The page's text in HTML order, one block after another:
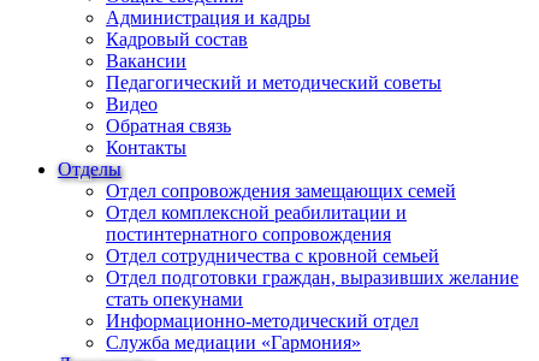
Администрация и кадры
Кадровый состав
Вакансии
Педагогический и методический советы
Видео
Обратная связь
Контакты
Отделы
Отдел сопровождения замещающих семей
Отдел комплексной реабилитации и
постинтернатного сопровождения
Отдел сотрудничества с кровной семьей
Отдел подготовки граждан, выразивших желание
стать опекунами
Информационно-методический отдел
Служба медиации «Гармония»